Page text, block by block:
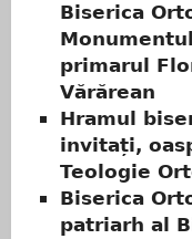
Biserica
primarul
Vărărean
Hramul
invitați,
Teologie
Biserica
patriarh al